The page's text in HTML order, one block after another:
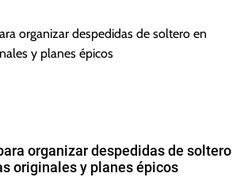
organizar despedidas de soltero
originales y planes épicos